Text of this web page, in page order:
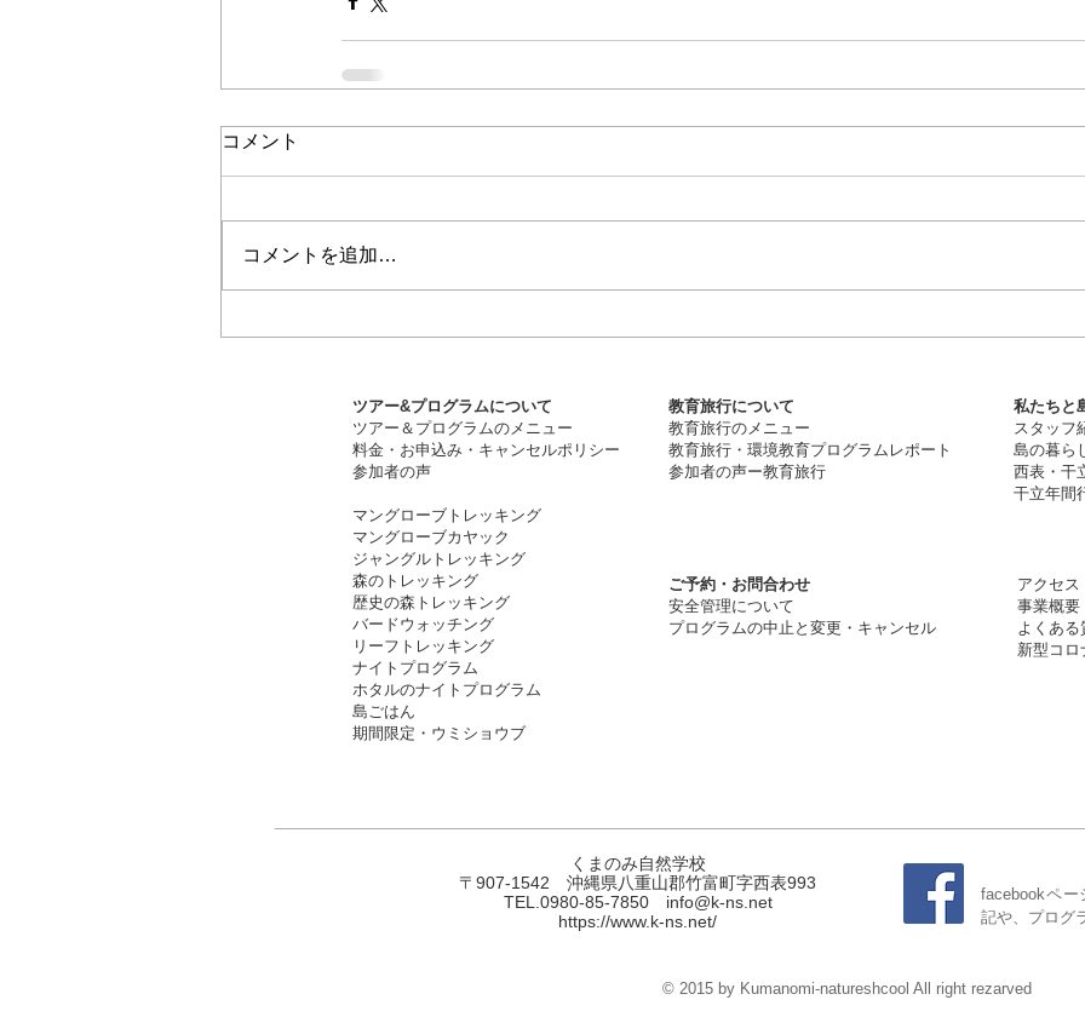
コメント
コメントを追加…
ツアー&プログラムについて
ツアー＆プログラムのメニュー
料金・お申込み・キャンセルポリシー
​参加者の声
マングローブトレッキング
マングローブカヤック
ジャングルトレッキング
森のトレッキング
歴史の森トレッキング
バードウォッチング
リーフトレッキング
ナイト プログラム
​ホタルのナイトプログラム
島ごはん
期間限定・ウミショウブ
教育旅行について
教育旅行のメニュー
教育旅行・ 環境教育プログラムレポート
​参加者の声ー教育旅行
ご予約・お問合わせ
安全管理について
​プログラムの中止と変更・キャンセル
私たちと
スタッフ
島の暮ら
西表・干
干立年間
アクセス
​事業概要
よくある
新型コロ
くまのみ自然学校
〒907-1542 沖縄県八重山郡竹富町字西表993
TEL.0980-85-7850 info@k-ns.net
https://www.k-ns.net/
facebookペ
記や、プログ
© 2015 by Kumanomi-natureshcool All right rezarved